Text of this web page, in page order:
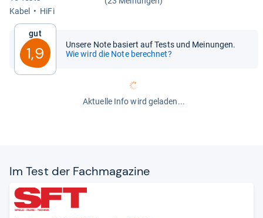
Kabel
HiFi
Gut
1,9
Unsere Note basiert auf Tests und Meinungen.
Wie wird die Note berechnet?
Aktuelle Info wird geladen...
Im Test der Fach­ma­ga­zine